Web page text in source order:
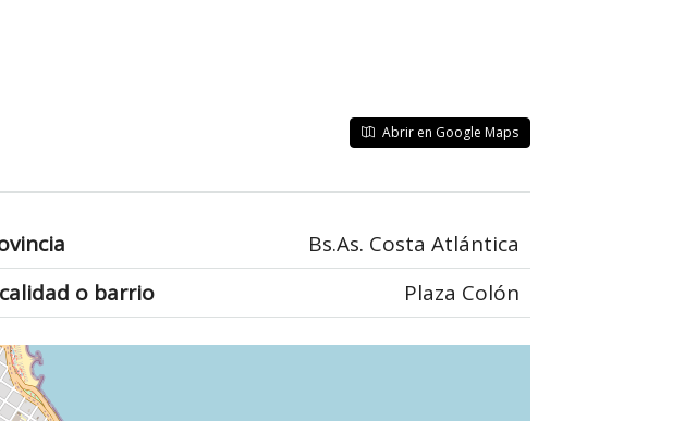
Abrir en Google Maps
Bs.As. Costa Atlántica
o barrio
Plaza Colón